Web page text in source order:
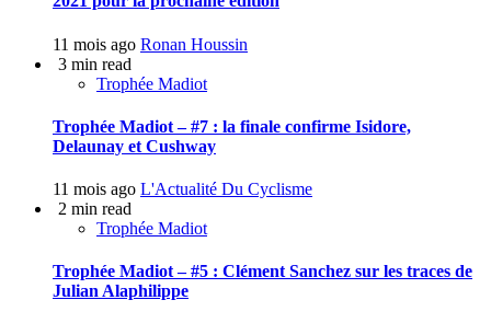
11 mois ago Ronan Houssin
3 min read
Trophée Madiot
Trophée Madiot – #7 : la finale confirme Isidore,
Delaunay et Cushway
11 mois ago L'Actualité Du Cyclisme
2 min read
Trophée Madiot
Trophée Madiot – #5 : Clément Sanchez sur les traces de
Julian Alaphilippe